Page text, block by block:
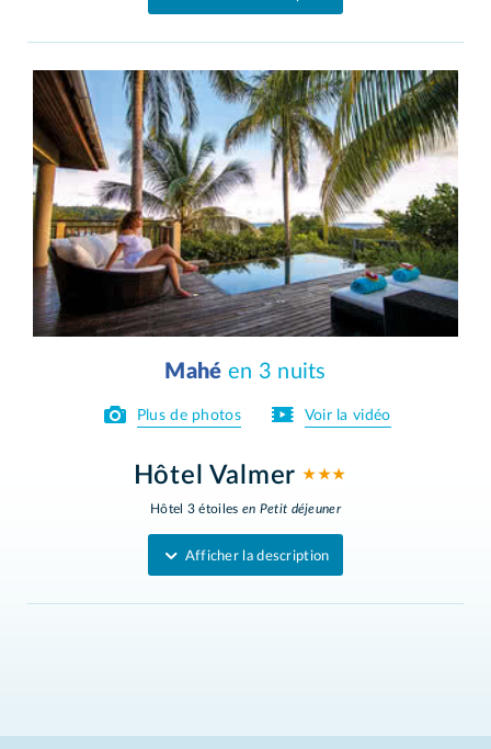
Mahé en 3 nuits
Plus de photos Voir la vidéo
Hôtel Valmer ★ ★ ★
Hôtel 3 étoiles en Petit déjeuner
Afficher la description